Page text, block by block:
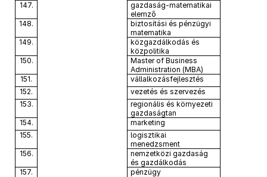
147.
gazdaság-matematikai
elemző
148.
biztosítási és pénzügyi
matematika
149.
közgazdálkodás és
közpolitika
150.
Master of Business
Administration (MBA)
151.
vállalkozásfejlesztés
152.
vezetés és szervezés
153.
regionális és környezeti
gazdaságtan
154.
marketing
155.
logisztikai
menedzsment
156.
nemzetközi gazdaság
és gazdálkodás
157.
pénzügy